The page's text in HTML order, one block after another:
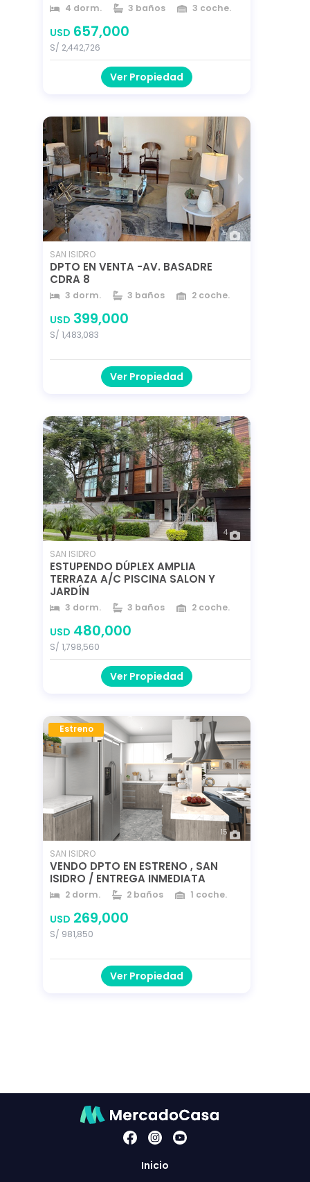
4 dorm. 3 baños
3 coche.
año 2015
USD 657,000
S/ 2,442,726
Ver Propiedad
5
SAN ISIDRO
DPTO EN VENTA -AV. BASADRE
CDRA 8
3 dorm. 3 baños
2 coche.
USD 399,000
S/ 1,483,083
Ver Propiedad
4
SAN ISIDRO
ESTUPENDO DÚPLEX AMPLIA
TERRAZA A/C PISCINA SALON Y
JARDÍN
3 dorm. 3 baños
2 coche.
año 2013
USD 480,000
S/ 1,798,560
Ver Propiedad
Estreno
15
SAN ISIDRO
VENDO DPTO EN ESTRENO , SAN
ISIDRO / ENTREGA INMEDIATA
2 dorm. 2 baños
1 coche.
USD 269,000
S/ 981,850
Ver Propiedad
Inicio